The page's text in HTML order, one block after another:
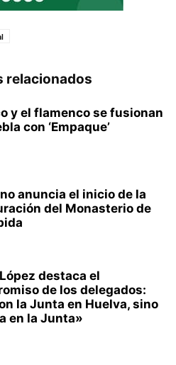
relacionados
y el flamenco se fusionan
con ‘Empaque’
anuncia el inicio de la
del Monasterio de
destaca el
de los delegados:
la Junta en Huelva, sino
en la Junta»